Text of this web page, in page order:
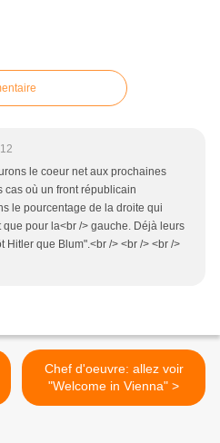
le coeur net aux prochaines
cas où un front républicain
le pourcentage de la droite qui
pour la<br /> gauche. Déjà leurs
Hitler que Blum".<br /> <br /> <br />
Chef d'oeuvre: allez voir
"Welcome in Vienna" >